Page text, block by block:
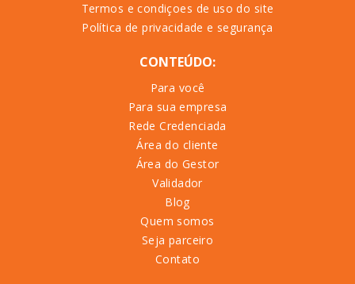
Termos e condiçoes de uso do site
Política de privacidade e segurança
CONTEÚDO:
Para você
Para sua empresa
Rede Credenciada
Área do cliente
Área do Gestor
Validador
Blog
Quem somos
Seja parceiro
Contato